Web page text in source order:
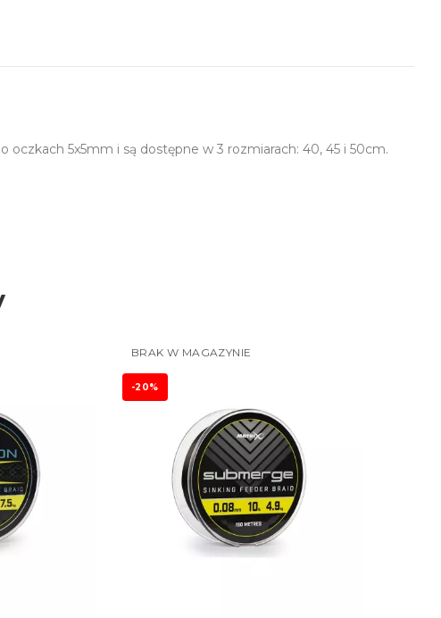
oczkach 5x5mm i są dostępne w 3 rozmiarach: 40, 45 i 50cm.
BRAK W MAGAZYNIE
-20%